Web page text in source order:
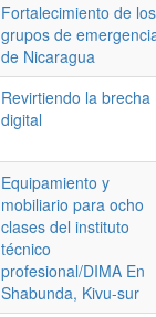
Fortalecimiento de los
grupos de
de Nicaragua
Revirtiendo la brecha
digital
Equipamiento y
mobiliario para ocho
clases del instituto
técnico
profesional/DIMA En
Shabunda, Kivu-sur